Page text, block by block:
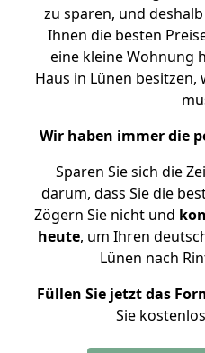
zu sparen, und
Ihnen die besten
eine kleine Wohnung
Haus in Lünen
Wir haben immer die
Sparen Sie sich die
darum, dass Sie die
Zögern Sie nicht und
heute, um Ihren
Lünen nach
Füllen Sie jetzt das
Sie